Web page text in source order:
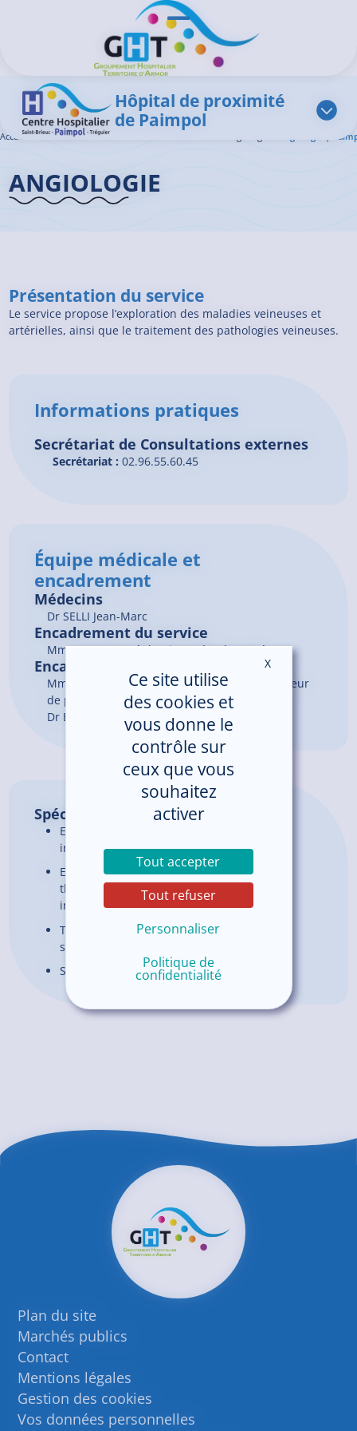
Ouvrir/Fermer le menu
Hôpital de proximité
de Paimpol
Accueil GHT>L'offre de soins Angiologie |
ANGIOLOGIE
Présentation du service
Le service propose l’exploration des maladies veineuses et
artérielles, ainsi que le traitement des pathologies veineuses.
Informations pratiques
Secrétariat de Consultations externes
Secrétariat : 02.96.55.60.45
Équipe médicale et
encadrement
Médecins
DrSELLI Jean-Marc
Encadrement du service
Mme DEHOVE Stéphanie, Cadre de santé
Encadrement du pôle
Mme PILORGET Jacqueline, Cadre coordonnateur
de pôle
Dr BOUSSEMART Francis, Chef de pôle
Spécificités
Etude des artères du cou et des membres
inférieurs
Etude des veines pour la recherche d’une
thrombose veineuse et pour le bilan des
insuffisances veineuses
Traitement de l’insuffisance veineuse
superficielle par laser endo-veineux
Sclérothérapie
Plan du site
Marchés publics
Contact
Mentions légales
Gestion des cookies
Vos données personnelles
Panneau de gestion des cookies
Ce site utilise
des cookies et
vous donne le
contrôle sur
ceux que vous
souhaitez
activer
Tout accepter
Tout refuser
Personnaliser
Politique de
confidentialité
XMasquer le